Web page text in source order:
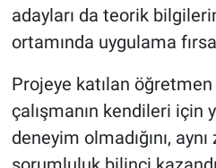
adayları da teorik
ortamında uygulama
Projeye katılan öğretmen
çalışmanın kendileri için
deneyim olmadığını,